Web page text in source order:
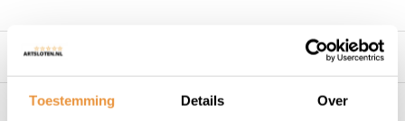
Toestemming Details Over
Beschrijving
Reviews 9.6/10